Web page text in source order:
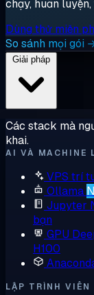
chạy, huấn
Dùng thử miễn
So sánh mọi gói
Các stack mà
khai.
AI VÀ MACHINE
VPS trí
Ollama
Jupyter
bạn
GPU
H100
LẬP TRÌNH VIÊN